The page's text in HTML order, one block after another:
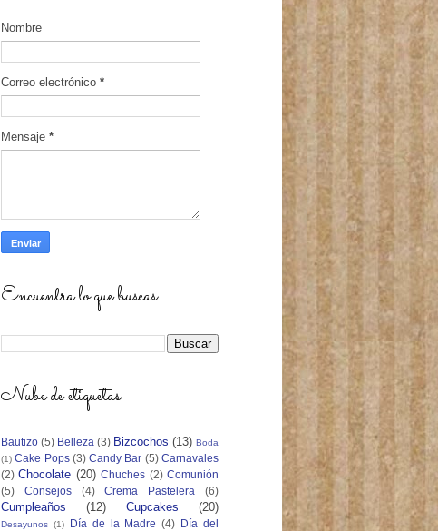
Nombre
Correo electrónico *
Mensaje *
Encuentra lo que buscas...
Nube de etiquetas
Bautizo (5) Belleza (3) Bizcochos (13) Boda
(1) Cake Pops (3) Candy Bar (5) Carnavales
(2) Chocolate (20) Chuches (2) Comunión
(5)
Consejos (4) Crema Pastelera (6)
Cumpleaños (12) Cupcakes (20)
Desayunos (1) Día de la Madre (4)
Día del